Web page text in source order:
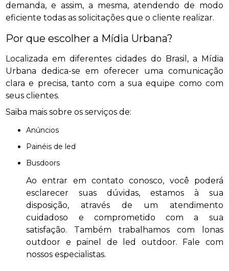
demanda, e assim, a mesma, atendendo de modo
eficiente todas as solicitações que o cliente realizar.
Por que escolher a Mídia Urbana?
Localizada em diferentes cidades do Brasil, a Mídia
Urbana dedica-se em oferecer uma comunicação
clara e precisa, tanto com a sua equipe como com
seus clientes.
Saiba mais sobre os serviços de:
anúncios
painéis de led
busdoors
Ao entrar em contato conosco, você poderá
esclarecer suas dúvidas, estamos à sua
disposição, através de um atendimento
cuidadoso e comprometido com a sua
satisfação. Também trabalhamos com lonas
outdoor e painel de led outdoor. Fale com
nossos especialistas.